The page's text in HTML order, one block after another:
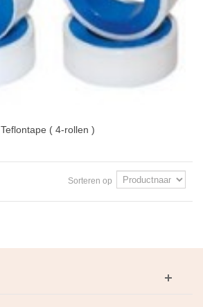
Teflontape ( 4-rollen )
Sorteren op